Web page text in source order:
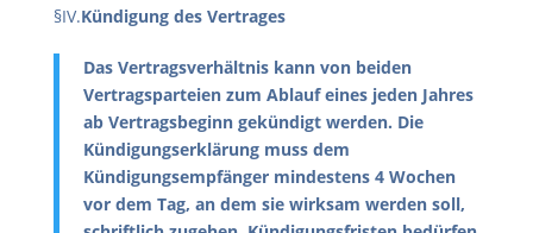
§IV.Kündigung des Vertrages
Das Vertragsverhältnis kann von beiden
Vertragsparteien zum Ablauf eines jeden Jahres
ab Vertragsbeginn gekündigt werden. Die
Kündigungserklärung muss dem
Kündigungsempfänger mindestens 4 Wochen
vor dem Tag, an dem sie wirksam werden soll,